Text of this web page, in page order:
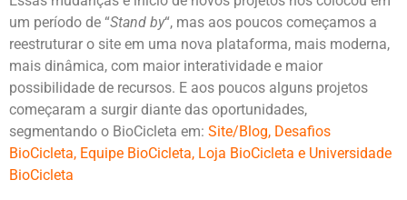
um período de “Stand by“, mas aos poucos começamos a
reestruturar o site em uma nova plataforma, mais moderna,
mais dinâmica, com maior interatividade e maior
possibilidade de recursos. E aos poucos alguns projetos
começaram a surgir diante das oportunidades,
segmentando o BioCicleta em: Site/Blog, Desafios
BioCicleta, Equipe BioCicleta, Loja BioCicleta e Universidade
BioCicleta